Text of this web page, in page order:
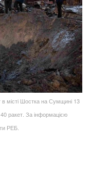
в місті Шостка на Сумщині 13
ракет. За інформацією
РЕБ.